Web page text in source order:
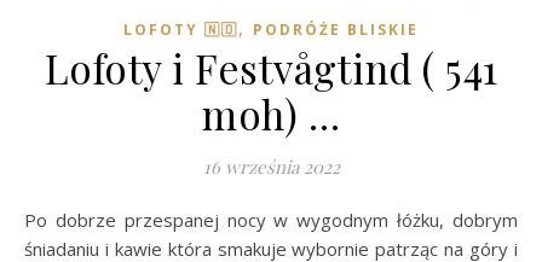
LOFOTY 🇳🇴, PODRÓŻE BLISKIE
Lofoty i Festvågtind ( 541
moh) …
16 września 2022
Po dobrze przespanej nocy w wygodnym łóżku, dobrym
śniadaniu i kawie która smakuje wybornie patrząc na góry i